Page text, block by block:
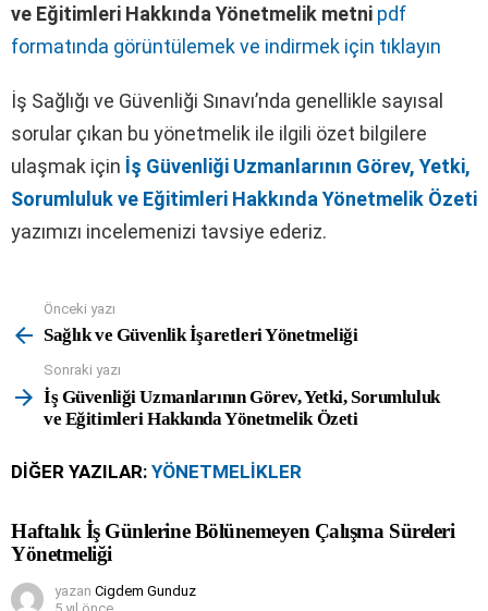
ve Eğitimleri Hakkında Yönetmelik metni pdf
formatında görüntülemek ve indirmek için tıklayın
İş Sağlığı ve Güvenliği Sınavı’nda genellikle sayısal
sorular çıkan bu yönetmelik ile ilgili özet bilgilere
ulaşmak için İş Güvenliği Uzmanlarının Görev, Yetki,
Sorumluluk ve Eğitimleri Hakkında Yönetmelik Özeti
yazımızı incelemenizi tavsiye ederiz.
more
Önceki yazı
Sağlık ve Güvenlik İşaretleri Yönetmeliği
Sonraki yazı
İş Güvenliği Uzmanlarının Görev, Yetki, Sorumluluk
ve Eğitimleri Hakkında Yönetmelik Özeti
DIĞER YAZILAR: YÖNETMELIKLER
Haftalık İş Günlerine Bölünemeyen Çalışma Süreleri
Yönetmeliği
yazan Cigdem Gunduz